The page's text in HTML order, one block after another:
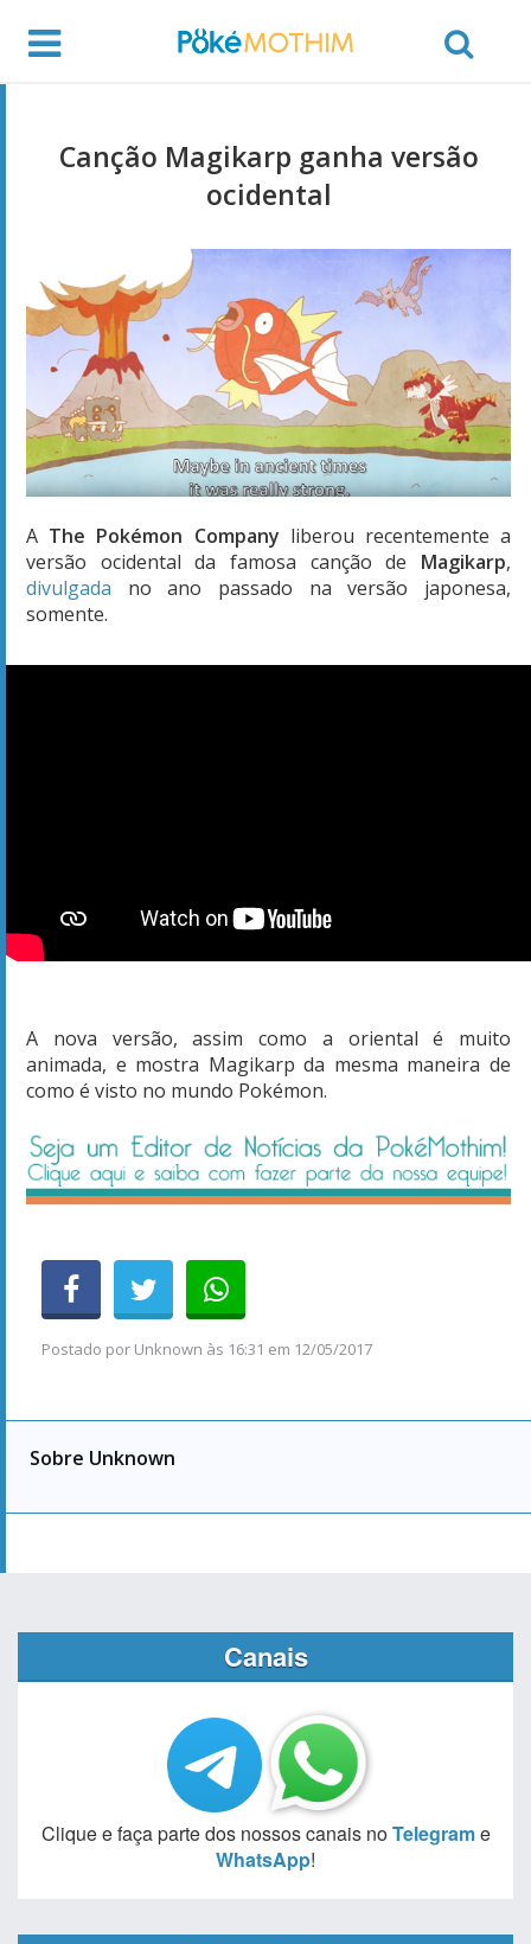
Canção Magikarp ganha versão
ocidental
A The Pokémon Company liberou recentemente a
versão ocidental da famosa canção de Magikarp,
divulgada no ano passado na versão japonesa,
somente.
A nova versão, assim como a oriental é muito
animada, e mostra Magikarp da mesma maneira de
como é visto no mundo Pokémon.
Postado por Unknown às 16:31 em 12/05/2017
Sobre Unknown
Canais
Clique e faça parte dos nossos canais noTelegrame
WhatsApp!